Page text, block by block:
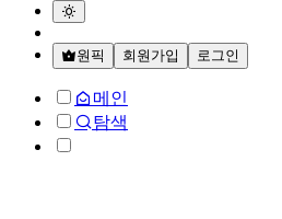
원픽 회원가입 로그인
메인
탐색